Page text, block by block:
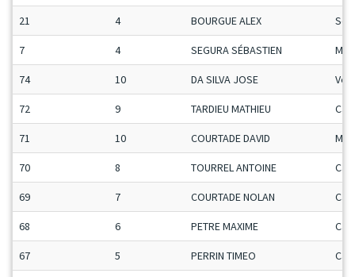
21 4 BOURGUE ALEX
7 4 SEGURA SÉBASTIEN
74 10 DA SILVA JOSE Vet
72 9 TARDIEU MATHIEU Ca-
71 10 COURTADE DAVID
70 8 TOURREL ANTOINE Ca-
69 7 COURTADE NOLAN Ca-
68 6 PETRE MAXIME Ca-
67 5 PERRIN TIMEO Ca-